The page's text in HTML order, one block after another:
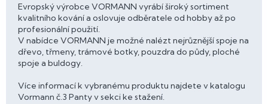
Evropský výrobce VORMANN vyrábí široký sortiment
kvalitního kování a oslovuje odběratele od hobby až po
profesionální použití.
V nabídce VORMANN je možné nalézt nejrůznější spoje na
dřevo, třmeny, trámové botky, pouzdra do půdy, ploché
spoje a buldogy.
Více informací k vybranému produktu najdete v katalogu
Vormann č.3 Panty v sekci ke stažení.